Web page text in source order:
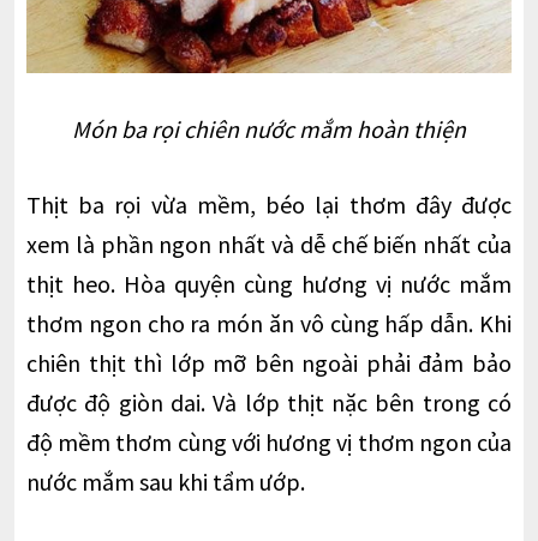
Món ba rọi chiên nước mắm hoàn thiện
Thịt ba rọi vừa mềm, béo lại thơm đây được
xem là phần ngon nhất và dễ chế biến nhất của
thịt heo. Hòa quyện cùng hương vị nước mắm
thơm ngon cho ra món ăn vô cùng hấp dẫn. Khi
chiên thịt thì lớp mỡ bên ngoài phải đảm bảo
được độ giòn dai. Và lớp thịt nặc bên trong có
độ mềm thơm cùng với hương vị thơm ngon của
nước mắm sau khi tẩm ướp.